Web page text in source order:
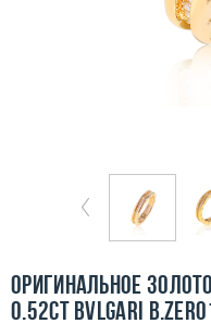
Бесплатная доставка
Контакты
Оригинальное
0.52ct Bvlgari